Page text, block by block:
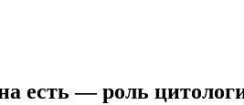
есть — роль